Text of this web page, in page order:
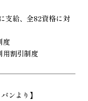
支給、全82資格に対
度
用割引制度
ンより】